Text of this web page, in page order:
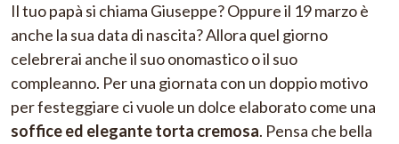
Il tuo papà si chiama Giuseppe? Oppure il 19 marzo è
anche la sua data di nascita? Allora quel giorno
celebrerai anche il suo onomastico o il suo
compleanno. Per una giornata con un doppio motivo
per festeggiare ci vuole un dolce elaborato come una
soffice ed elegante torta cremosa. Pensa che bella